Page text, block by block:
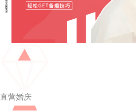
直营婚庆